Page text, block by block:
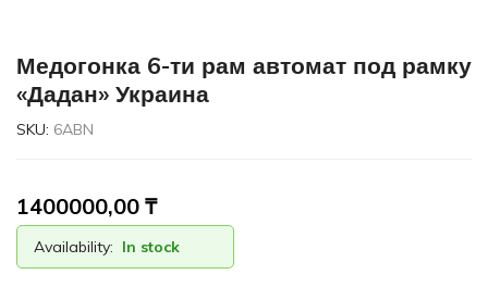
Медогонка 6-ти рам автомат под рамку
«Дадан» Украина
SKU: 6ABN
1400000,00 ₸
Availability: In stock